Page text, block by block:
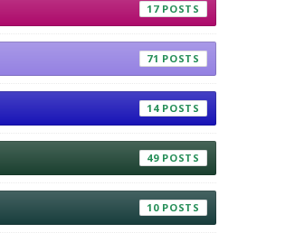
17
71
14
49
10